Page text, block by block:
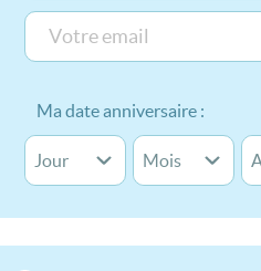
Ma date anniversaire :